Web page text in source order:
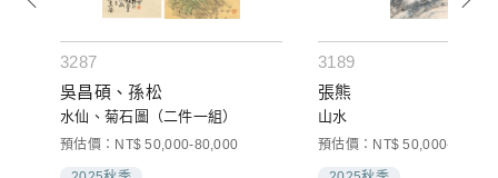
3287
吳昌碩、孫松
水仙、菊石圖（二件一組）
預估價：NT$ 50,000-80,000
3189
張熊
山水
預估價：NT$ 50,000-80,000